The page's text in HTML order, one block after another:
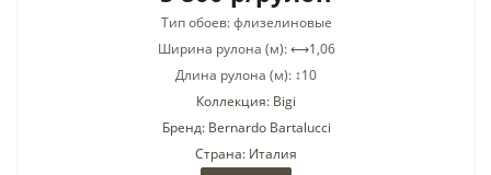
Тип обоев: флизелиновые
Ширина рулона (м): ⟷1,06
Длина рулона (м): ↕10
Коллекция: Bigi
Бренд: Bernardo Bartalucci
Страна: Италия